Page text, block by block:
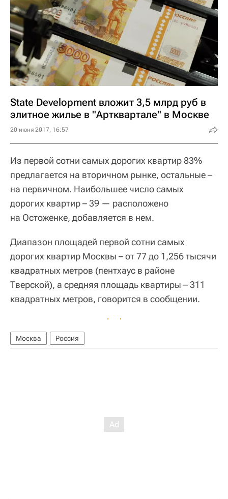
State Development вложит 3,5 млрд руб в
элитное жилье в "Артквартале" в Москве
20 июня 2017, 16:57
Из первой сотни самых дорогих квартир 83%
предлагается на вторичном рынке, остальные –
на первичном. Наибольшее число самых
дорогих квартир – 39 — расположено
на Остоженке, добавляется в нем.
Диапазон площадей первой сотни самых
дорогих квартир Москвы – от 77 до 1,256 тысячи
квадратных метров (пентхаус в районе
Тверской), а средняя площадь квартиры – 311
квадратных метров, говорится в сообщении.
Москва Россия